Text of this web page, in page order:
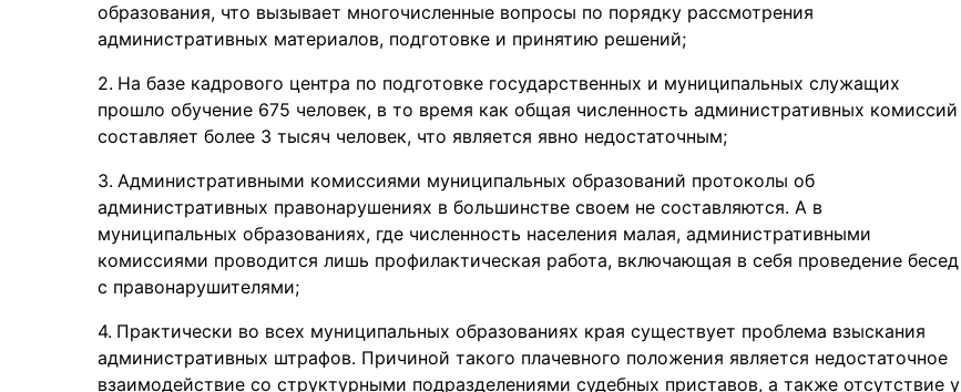
образования, что вызывает многочисленные вопросы по порядку рассмотрения
административных материалов, подготовке и принятию решений;
На базе кадрового центра по подготовке государственных и муниципальных служащих
прошло обучение 675 человек, в то время как общая численность административных комиссий
составляет более 3 тысяч человек, что является явно недостаточным;
Административными комиссиями муниципальных образований протоколы об
административных правонарушениях в большинстве своем не составляются. А в
муниципальных образованиях, где численность населения малая, административными
комиссиями проводится лишь профилактическая работа, включающая в себя проведение бесед
с правонарушителями;
Практически во всех муниципальных образованиях края существует проблема взыскания
административных штрафов. Причиной такого плачевного положения является недостаточное
взаимодействие со структурными подразделениями судебных приставов, а также отсутствие у